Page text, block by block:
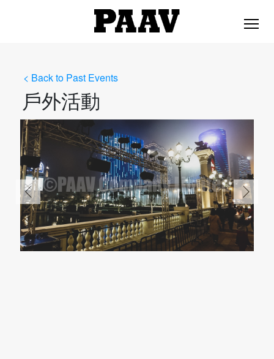
< Back to Past Events
戶外活動